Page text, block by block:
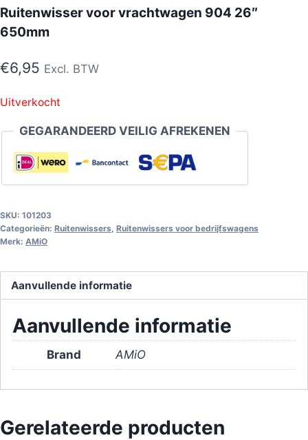
Ruitenwisser voor vrachtwagen 904 26″
650mm
€6,95 Excl. BTW
Uitverkocht
GEGARANDEERD VEILIG AFREKENEN
SKU: 101203
Categorieën: Ruitenwissers, Ruitenwissers voor bedrijfswagens
Merk: AMiO
Aanvullende informatie
Aanvullende informatie
Brand AMiO
Gerelateerde producten